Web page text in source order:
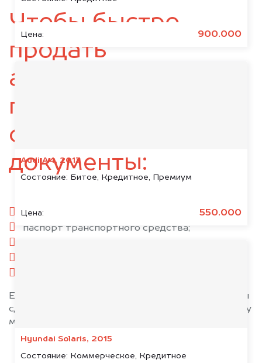
Цена: 900.000
Audi A4, 2013
Состояние: Битое, Кредитное, Премиум
Цена: 550.000
Hyundai Solaris, 2015
Состояние: Коммерческое, Кредитное
Чтобы быстро
продать
автомобиль,
подготовьте
следующие
документы:
паспорт гражданина РФ;
паспорт транспортного средства;
Если у вас нет всех документов, то наши юристы
сделают всё возможное, чтобы оформить сделку
максимально быстро!